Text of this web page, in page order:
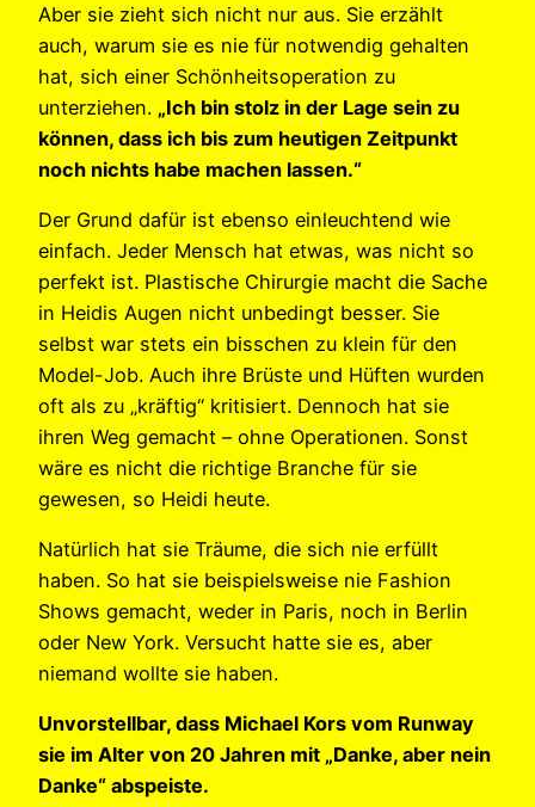
Aber sie zieht sich nicht nur aus. Sie erzählt
auch, warum sie es nie für notwendig gehalten
hat, sich einer Schönheitsoperation zu
unterziehen. „Ich bin stolz in der Lage sein zu
können, dass ich bis zum heutigen Zeitpunkt
noch nichts habe machen lassen.“
Der Grund dafür ist ebenso einleuchtend wie
einfach. Jeder Mensch hat etwas, was nicht so
perfekt ist. Plastische Chirurgie macht die Sache
in Heidis Augen nicht unbedingt besser. Sie
selbst war stets ein bisschen zu klein für den
Model-Job. Auch ihre Brüste und Hüften wurden
oft als zu „kräftig“ kritisiert. Dennoch hat sie
ihren Weg gemacht – ohne Operationen. Sonst
wäre es nicht die richtige Branche für sie
gewesen, so Heidi heute.
Natürlich hat sie Träume, die sich nie erfüllt
haben. So hat sie beispielsweise nie Fashion
Shows gemacht, weder in Paris, noch in Berlin
oder New York. Versucht hatte sie es, aber
niemand wollte sie haben.
Unvorstellbar, dass Michael Kors vom Runway
sie im Alter von 20 Jahren mit „Danke, aber nein
Danke“ abspeiste.